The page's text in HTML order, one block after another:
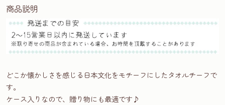
商品説明
どこか懐かしさを感じる日本文化をモチーフにしたタオルチーフで
す。
ケース入りなので、贈り物にも最適です♪